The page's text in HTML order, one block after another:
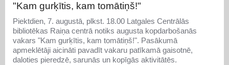
"Kam gurķītis, kam tomātiņš!"
Piektdien, 7. augustā, plkst. 18.00 Latgales Centrālās
bibliotēkas Raiņa centrā notiks augusta kopdarbošanās
vakars "Kam gurķītis, kam tomātiņš!". Pasākumā
apmeklētāji aicināti pavadīt vakaru patīkamā gaisotnē,
daloties pieredzē, sarunās un kopīgās aktivitātēs.